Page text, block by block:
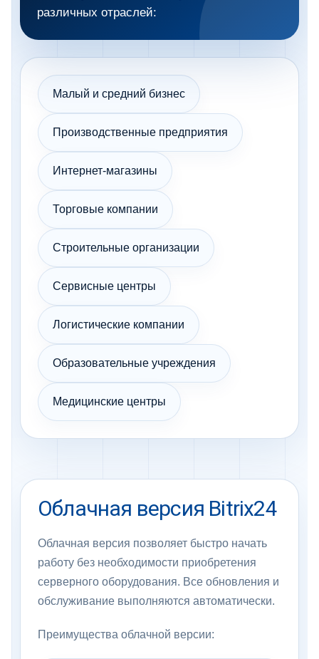
различных отраслей:
Малый и средний бизнес
Производственные предприятия
Интернет-магазины
Торговые компании
Строительные организации
Сервисные центры
Логистические компании
Образовательные учреждения
Медицинские центры
Облачная версия Bitrix24
Облачная версия позволяет быстро начать
работу без необходимости приобретения
серверного оборудования. Все обновления и
обслуживание выполняются автоматически.
Преимущества облачной версии: